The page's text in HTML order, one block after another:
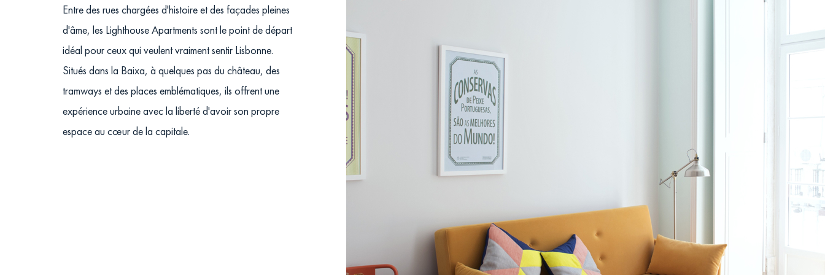
Entre des rues chargées d'histoire et des façades pleines
d'âme, les Lighthouse Apartments sont le point de départ
idéal pour ceux qui veulent vraiment sentir Lisbonne.
Situés dans la Baixa, à quelques pas du château, des
tramways et des places emblématiques, ils offrent une
expérience urbaine avec la liberté d'avoir son propre
espace au cœur de la capitale.